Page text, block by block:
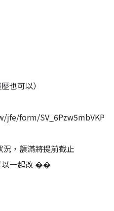
也可以）
form/SV_6Pzw5mbVKP
況，額滿將提前截止
以一起改 ��